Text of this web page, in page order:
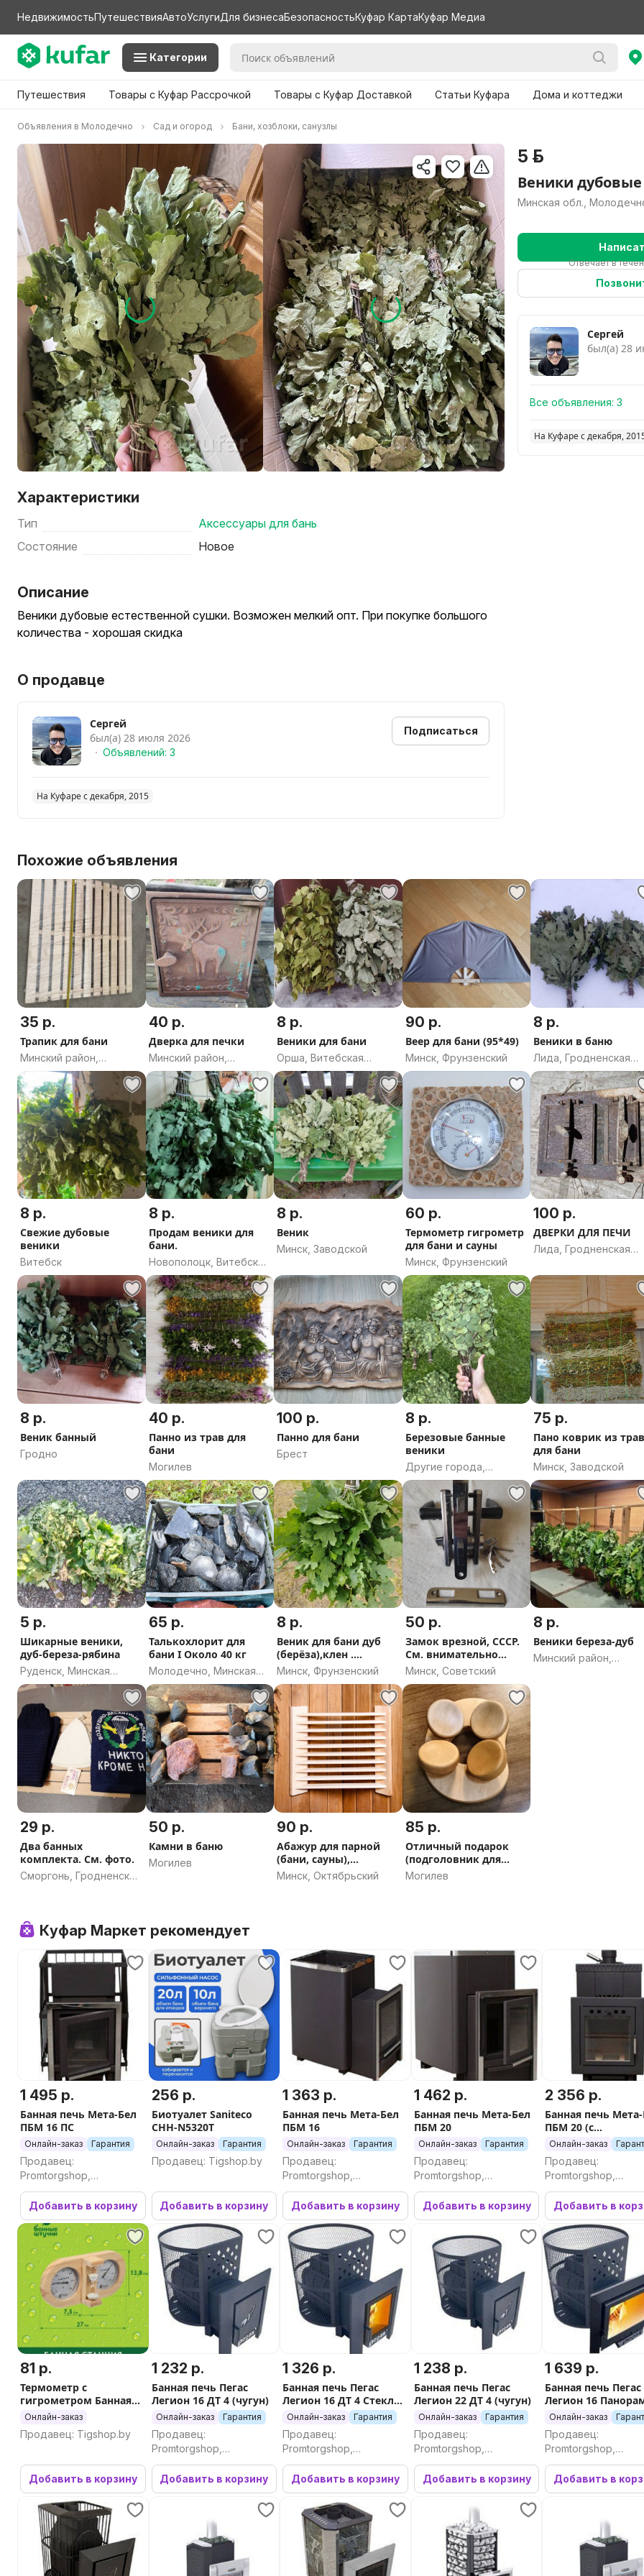
НедвижимостьПутешествияАвтоУслугиДля бизнесаБезопасностьКуфар КартаКуфар Медиа
Категории
Путешествия Товары с Куфар Рассрочкой Товары с Куфар Доставкой Статьи Куфара Дома и коттеджи
Объявления в Молодечно Сад и огород Бани, хозблоки, санузлы
Характеристики
Тип
Аксессуары для бань
Состояние
Новое
Описание
Веники дубовые естественной сушки. Возможен мелкий опт. При покупке большого
количества - хорошая скидка
О продавце
Сергей
был(а) 28 июля 2026
Объявлений: 3
Подписаться
На Куфаре с декабря, 2015
Похожие объявления
35 р.
Трапик для бани
Минский район,
Минская область
40 р.
Дверка для печки
Минский район,
Минская область
8 р.
Веники для бани
Орша, Витебская
область
90 р.
Веер для бани (95*49)
Минск, Фрунзенский
8 р.
Веники в баню
Лида, Гродненская
область
8 р.
Свежие дубовые
веники
Витебск
8 р.
Продам веники для
бани.
Новополоцк, Витебская
область
8 р.
Веник
Минск, Заводской
60 р.
Термометр гигрометр
для бани и сауны
Минск, Фрунзенский
100 р.
ДВЕРКИ ДЛЯ ПЕЧИ
Лида, Гродненская
8 р.
Веник банный
Гродно
40 р.
Панно из трав для
бани
Могилев
100 р.
Панно для бани
Брест
8 р.
Березовые банные
веники
Другие города,
Минская область
75 р.
Пано коврик из
для бани
Минск, Заводской
5 р.
Шикарные веники,
дуб-береза-рябина
Руденск, Минская
область
65 р.
Талькохлорит для
бани I Около 40 кг
Молодечно, Минская
область
8 р.
Веник для бани дуб
(берёза),клен .
Пышный свежий
Минск, Фрунзенский
50 р.
Замок врезной, СССР.
См. внимательно
описание.
Минск, Советский
8 р.
Веники береза-дуб
Минский район,
29 р.
Два банных
комплекта. См. фото.
Сморгонь, Гродненская
50 р.
Камни в баню
Могилев
90 р.
Абажур для парной
(бани, сауны),
угловой, 3 шт.
Минск, Октябрьский
85 р.
Отличный подарок
(подголовник для
бани)
Могилев
Куфар Маркет рекомендует
1 495 р.
Банная печь Мета-Бел
ПБМ 16 ПС
Онлайн-заказ Гарантия
Продавец:
Promtorgshop,
Промторгшоп
Добавить в корзину
256 р.
Биотуалет Saniteco
CHH-N5320T
Онлайн-заказ Гарантия
Продавец: Tigshop.by
Добавить в корзину
1 363 р.
Банная печь Мета-Бел
ПБМ 16
Онлайн-заказ Гарантия
Продавец:
Promtorgshop,
Промторгшоп
Добавить в корзину
1 462 р.
Банная печь Мета-Бел
ПБМ 20
Онлайн-заказ Гарантия
Продавец:
Promtorgshop,
Промторгшоп
Добавить в корзину
2 356 р.
Банная печь
ПБМ 20 (с
вермикулитом)
Онлайн-заказ
Продавец:
Promtorgshop,
Промторгшоп
Добавить в
81 р.
Термометр с
гигрометром Банная
станция с песочными
штучки''
Онлайн-заказ
Продавец: Tigshop.by
Добавить в корзину
1 232 р.
Банная печь Пегас
Легион 16 ДТ 4 (чугун)
Онлайн-заказ Гарантия
Продавец:
Promtorgshop,
Промторгшоп
Добавить в корзину
1 326 р.
Банная печь Пегас
Легион 16 ДТ 4 Стекло
(чугун)
Онлайн-заказ Гарантия
Продавец:
Promtorgshop,
Промторгшоп
Добавить в корзину
1 238 р.
Банная печь Пегас
Легион 22 ДТ 4 (чугун)
Онлайн-заказ Гарантия
Продавец:
Promtorgshop,
Промторгшоп
Добавить в корзину
1 639 р.
Банная печь Пегас
Легион 16
дверь (чугун)
Онлайн-заказ
Продавец:
Promtorgshop,
Промторгшоп
Добавить в
5 р.
Веники дубовые
Минская обл.,
Отвечает в
Сергей
был(а) 28
Все объявления: 3
На Куфаре с декабря,